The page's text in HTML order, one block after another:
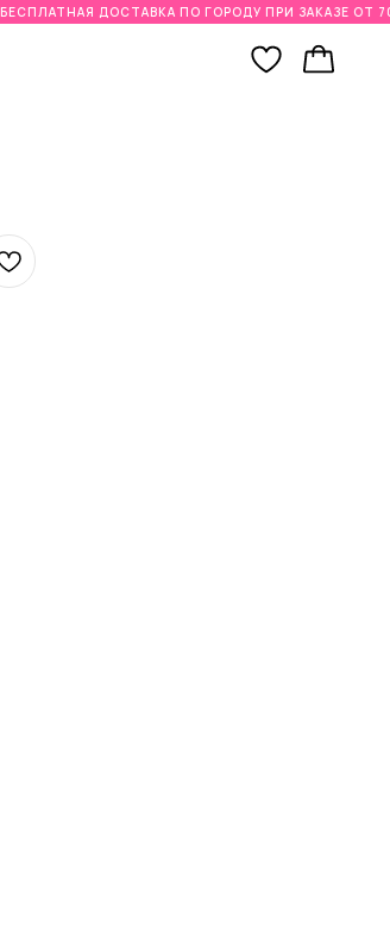
ДОСТАВКА ПО ГОРОДУ ПРИ ЗАКАЗЕ ОТ